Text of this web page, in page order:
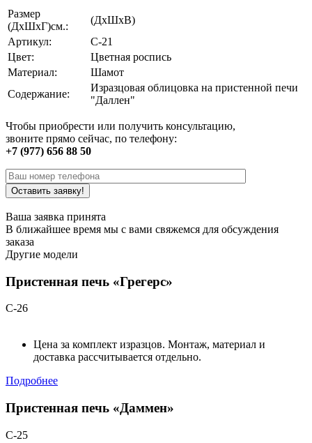
Размер
(ДхШхГ)см.:
(ДхШхВ)
Артикул:
С-21
Цвет:
Цветная роспись
Материал:
Шамот
Содержание:
Изразцовая облицовка на пристенной печи
"Даллен"
Чтобы приобрести или получить консультацию,
звоните прямо сейчас, по телефону:
+7 (977) 656 88 50
Ваша заявка принята
В ближайшее время мы с вами свяжемся для обсуждения
заказа
Другие модели
Пристенная печь «Грегерс»
С-26
Цена за комплект изразцов. Монтаж, материал и
доставка рассчитывается отдельно.
Подробнее
Пристенная печь «Даммен»
С-25